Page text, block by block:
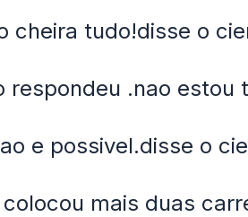
cheira tudo!disse o
respondeu .nao estou
e possivel.disse o
colocou mais duas